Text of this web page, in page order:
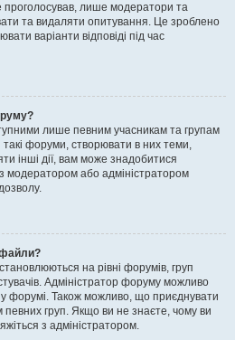
проголосував, лише модератори та
та видаляти опитування. Це зроблено
варіанти відповіді під час
лише певним учасникам та групам
форуми, створювати в них теми,
інші дії, вам може знадобитися
модератором або адміністратором
на рівні форумів, груп
Адміністратор форуму можливо
форумі. Також можливо, що приєднувати
груп. Якщо ви не знаєте, чому ви
з адміністратором.